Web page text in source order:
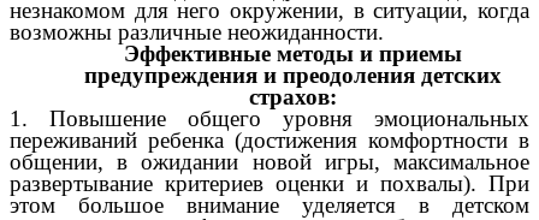
незнакомом для него окружении, в ситуации, когда
возможны различные неожиданности.
Эффективные методы и приемы
предупреждения и преодоления детских
страхов:
1. Повышение общего уровня эмоциональных
переживаний ребенка (достижения комфортности в
общении, в ожидании новой игры, максимальное
развертывание критериев оценки и похвалы). При
этом большое внимание уделяется в детском